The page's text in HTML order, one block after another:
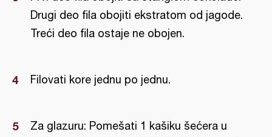
Drugi deo fila obojiti ekstratom od jagode.
Treći deo fila ostaje ne obojen.
Filovati kore jednu po jednu.
Za glazuru: Pomešati 1 kašiku šećera u